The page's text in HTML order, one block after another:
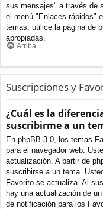
sus mensajes" a través de
el menú "Enlaces rápidos"
temas, utilice la página de
apropiadas.
Arriba
Suscripciones y
¿Cuál es la
suscribirme a un
En phpBB 3.0, los temas
para el navegador web.
actualización. A partir de
suscribirse a un tema.
Favorito se actualiza. Al
hay una actualización de
de notificación para los